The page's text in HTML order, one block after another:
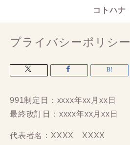
コトハナ
プライバシーポリシー
991制定日：xxxx年xx月xx日
最終改訂日：xxxx年xx月xx日
代表者名：XXXX XXXX